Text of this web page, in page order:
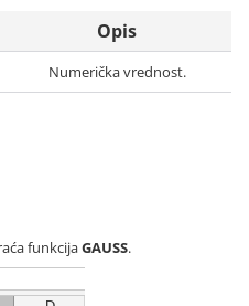
Opis
Numerička vrednost.
funkcijaGAUSS.